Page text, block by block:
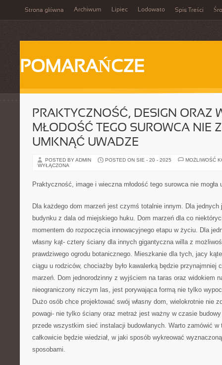
Strona główna Archiwum Lipiec Lodowato Spis Treści
POMARAŃCZE
PRAKTYCZNOŚĆ, DESIGN ORAZ
MŁODOŚĆ TEGO SUROWCA NIE
UMKNĄĆ UWADZE
POSTED BY ADMIN POSTED ON SIE - 20 - 2025
MOŻLIWOŚĆ
WYŁĄCZONA
Praktyczność, image i wieczna młodość tego surowca nie mogła
Dla każdego dom marzeń jest czymś totalnie innym. Dla jednych
budynku z dala od miejskiego huku. Dom marzeń dla co
momentem do rozpoczęcia innowacyjnego etapu w życiu. Dla
własny kąt- cztery ściany dla innych gigantyczna willa z
prawdziwego ogrodu botanicznego. Mieszkanie dla tych, jacy
ciągu u rodziców, chociażby było kawalerką będzie przynajmniej
marzeń. Dom jednorodzinny z wyjściem na taras oraz widokiem
nieograniczony niczym las, jest porywająca formą nie tylko
Dużo osób chce projektować swój własny dom, wielokrotnie nie
powagi- nie tylko ściany oraz metraż jest ważny w czasie
przede wszystkim sieć instalacji budowlanych. Warto zamówić
całkowicie będzie wiedział, w jaki sposób wykreować
sposobami.